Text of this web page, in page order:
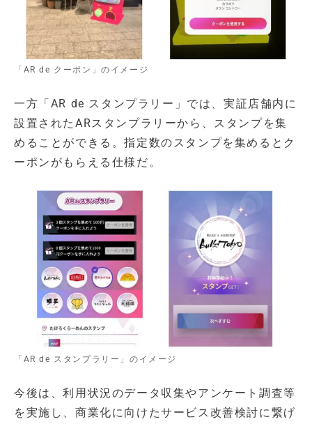
「AR de クーポン」のイメージ
一方「AR de スタンプラリー」では、実証店舗内に
設置されたARスタンプラリーから、スタンプを集
めることができる。指定数のスタンプを集めるとク
ーポンがもらえる仕様だ。
「AR de スタンプラリー」のイメージ
今後は、利用状況のデータ収集やアンケート調査等
を実施し、商業化に向けたサービス改善検討に繋げ